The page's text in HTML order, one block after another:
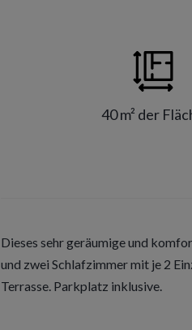
40 m² der
Dieses sehr geräumige und
und zwei Schlafzimmer mit je 2
Terrasse. Parkplatz inklusive.